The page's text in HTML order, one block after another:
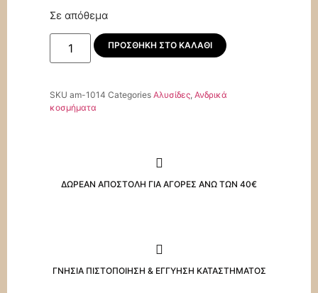
Σε απόθεμα
ΠΡΟΣΘΉΚΗ ΣΤΟ ΚΑΛΆΘΙ
SKU am-1014 Categories Αλυσίδες, Ανδρικά
κοσμήματα
ΔΩΡΕΑΝ ΑΠΟΣΤΟΛΗ ΓΙΑ ΑΓΟΡΕΣ ΑΝΩ ΤΩΝ 40€
ΓΝΗΣΙΑ ΠΙΣΤΟΠΟΙΗΣΗ & ΕΓΓΥΗΣΗ ΚΑΤΑΣΤΗΜΑΤΟΣ